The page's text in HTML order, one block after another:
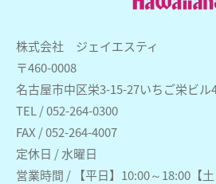
株式会社 ジェイエスティ
〒460-0008
名古屋市中区栄3-15-27いちご栄ビル
TEL / 052-264-0300
FAX / 052-264-4007
定休日 / 水曜日
営業時間 / 【平日】10:00～18:00【